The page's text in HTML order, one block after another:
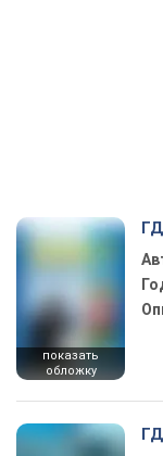
показать
обложку